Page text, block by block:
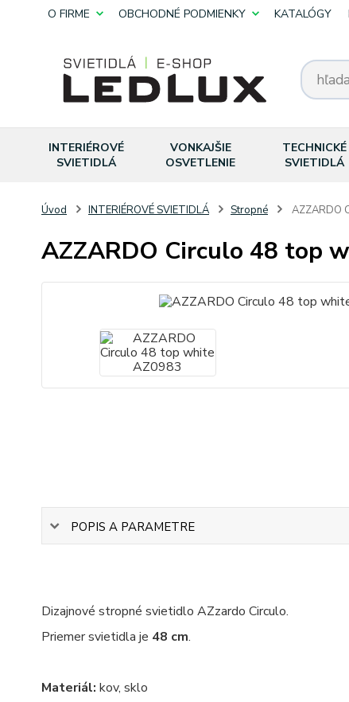
O FIRME OBCHODNÉ PODMIENKY KATALÓGY
INTERIÉROVÉ
SVIETIDLÁ
VONKAJŠIE
OSVETLENIE
TECHNICKÉ
SVIETIDLÁ
Úvod INTERIÉROVÉ SVIETIDLÁ Stropné AZZARDO
AZZARDO Circulo 48 top
POPIS A PARAMETRE
Dizajnové stropné svietidlo AZzardo Circulo.
Priemer svietidla je 48 cm.
Materiál: kov, sklo